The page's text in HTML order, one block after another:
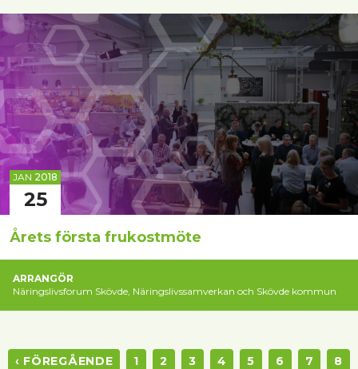
JAN 2018
25
Årets första frukostmöte
ARRANGÖR
Näringslivsforum Skövde, Näringslivssamverkan och Skövde kommun
‹ FÖREGÅENDE 1 2 3 4 5 6 7
8